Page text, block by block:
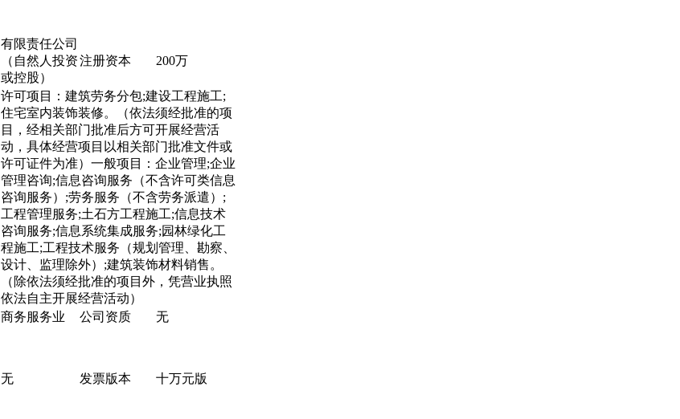
有限责任公司
（自然人投资
或控股）
注册资本 200万
许可项目：建筑劳务分包;建设工程施工;
住宅室内装饰装修。（依法须经批准的项
目，经相关部门批准后方可开展经营活
动，具体经营项目以相关部门批准文件或
许可证件为准）一般项目：企业管理;企业
管理咨询;信息咨询服务（不含许可类信息
咨询服务）;劳务服务（不含劳务派遣）;
工程管理服务;土石方工程施工;信息技术
咨询服务;信息系统集成服务;园林绿化工
程施工;工程技术服务（规划管理、勘察、
设计、监理除外）;建筑装饰材料销售。
（除依法须经批准的项目外，凭营业执照
依法自主开展经营活动）
商务服务业 公司资质
无
无 发票版本 十万元版